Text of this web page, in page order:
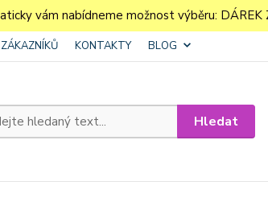
vám nabídneme možnost výběru:
KONTAKTY BLOG
Hledat